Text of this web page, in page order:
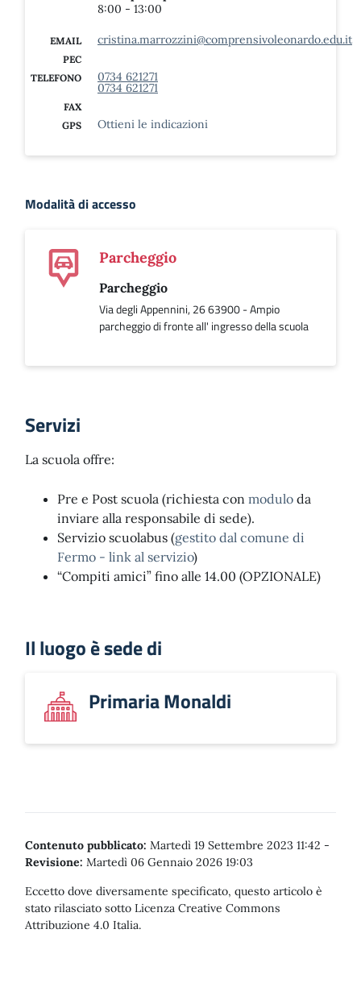
8:00 - 13:00
EMAIL cristina.marrozzini@comprensivoleonardo.edu.it
PEC
TELEFONO
0734 621271
0734 621271
FAX
GPS
Ottieni le indicazioni
Modalità di accesso
Parcheggio
Parcheggio
Via degli Appennini, 26 63900 - Ampio
parcheggio di fronte all' ingresso della scuola
Servizi
La scuola offre:
Pre e Post scuola (richiesta con modulo da
inviare alla responsabile di sede).
Servizio scuolabus (gestito dal comune di
Fermo - link al servizio)
“Compiti amici” fino alle 14.00 (OPZIONALE)
Il luogo è sede di
Primaria Monaldi
Contenuto pubblicato: Martedì 19 Settembre 2023 11:42 -
Revisione: Martedì 06 Gennaio 2026 19:03
Eccetto dove diversamente specificato, questo articolo è
stato rilasciato sotto Licenza Creative Commons
Attribuzione 4.0 Italia.